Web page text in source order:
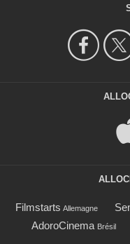
Filmstarts Allemagne
AdoroCinema Brésil